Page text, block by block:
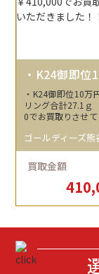
・K24御即位
貨 /K18 リング合計27.
1ｇ
・K24御即位10万円金
リング合計27.1
0でお買取りさせ
ゴールディーズ熊
買取金額